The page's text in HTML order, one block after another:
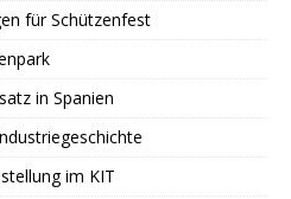
für Schützenfest
in Spanien
im KIT